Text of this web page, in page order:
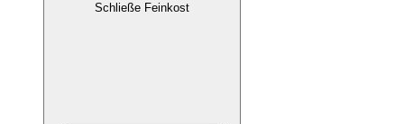
Schließe Feinkost